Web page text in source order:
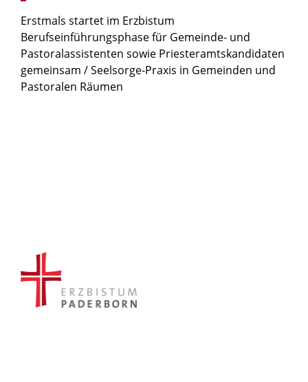
Erstmals startet im Erzbistum
Berufseinführungsphase für Gemeinde- und
Pastoralassistenten sowie Priesteramtskandidaten
gemeinsam / Seelsorge-Praxis in Gemeinden und
Pastoralen Räumen